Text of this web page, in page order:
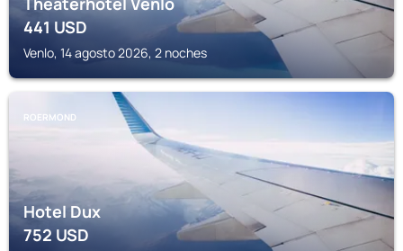
441USD
Venlo, 14 agosto 2026, 2 noches
ROERMOND
Hotel Dux
752USD